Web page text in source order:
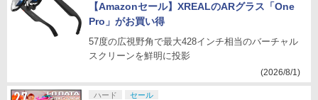
【Amazonセール】XREALのARグラス「One
Pro」がお買い得
57度の広視野角で最大428インチ相当のバーチャル
スクリーンを鮮明に投影
(2026/8/1)
ハード セール